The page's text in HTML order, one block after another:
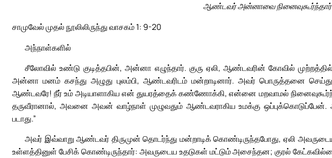
ஆண்டவர் அன்னாவை
சாமுவேல் முதல் நூலிலிருந்து வாசகம் 1: 9-20
அந்நாள்களில்
சீலோவில் உண்டு குடித்தபின், அன்னா எழுந்தார். குரு ஏலி, ஆண்டவரின் கோவில்
அன்னா மனம் கசந்து அழுது புலம்பி, ஆண்டவரிடம் மன்றாடினார். அவர் பொருத்தனை
ஆண்டவரே! நீர் உம் அடியாளாகிய என் துயரத்தைக் கண்ணோக்கி, என்னை மறவாமல்
தருவீரானால், அவனை அவன் வாழ்நாள் முழுவதும் ஆண்டவராகிய உமக்கு
படாது.”
அவர் இவ்வாறு ஆண்டவர் திருமுன் தொடர்ந்து மன்றாடிக் கொண்டிருந்தபோது, ஏலி
உள்ளத்தினுள் பேசிக் கொண்டிருந்தார்: அவருடைய உதடுகள் மட்டும் அசைந்தன; குரல்